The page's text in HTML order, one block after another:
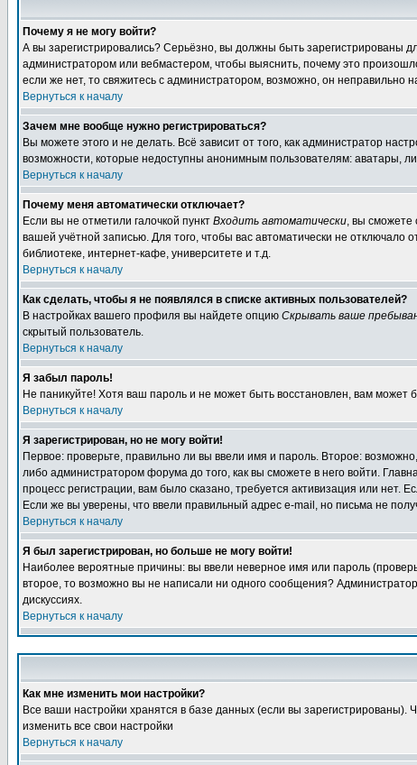
Почему я не могу войти?
А вы зарегистрировались? Серьёзно, вы должны быть зарегистрированы
администратором или вебмастером, чтобы выяснить, почему это
если же нет, то свяжитесь с администратором, возможно, он неправильно
Вернуться к началу
Зачем мне вообще нужно регистрироваться?
Вы можете этого и не делать. Всё зависит от того, как администратор
возможности, которые недоступны анонимным пользователям: аватары,
Вернуться к началу
Почему меня автоматически отключает?
Если вы не отметили галочкой пункт Входить автоматически, вы сможете
вашей учётной записью. Для того, чтобы вас автоматически не отключало
библиотеке, интернет-кафе, университете и т.д.
Вернуться к началу
Как сделать, чтобы я не появлялся в списке активных пользователей?
В настройках вашего профиля вы найдете опцию Скрывать ваше
скрытый пользователь.
Вернуться к началу
Я забыл пароль!
Не паникуйте! Хотя ваш пароль и не может быть восстановлен, вам может
Вернуться к началу
Я зарегистрирован, но не могу войти!
Первое: проверьте, правильно ли вы ввели имя и пароль. Второе:
либо администратором форума до того, как вы сможете в него войти.
процесс регистрации, вам было сказано, требуется активизация или нет.
Если же вы уверены, что ввели правильный адрес e-mail, но письма не
Вернуться к началу
Я был зарегистрирован, но больше не могу войти!
Наиболее вероятные причины: вы ввели неверное имя или пароль
второе, то возможно вы не написали ни одного сообщения?
дискуссиях.
Вернуться к началу
Как мне изменить мои настройки?
Все ваши настройки хранятся в базе данных (если вы зарегистрированы).
изменить все свои настройки
Вернуться к началу